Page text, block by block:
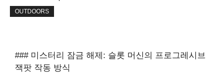
OUTDOORS
### 미스터리 잠금 해제: 슬롯 머신의 프로그레시브
잭팟 작동 방식